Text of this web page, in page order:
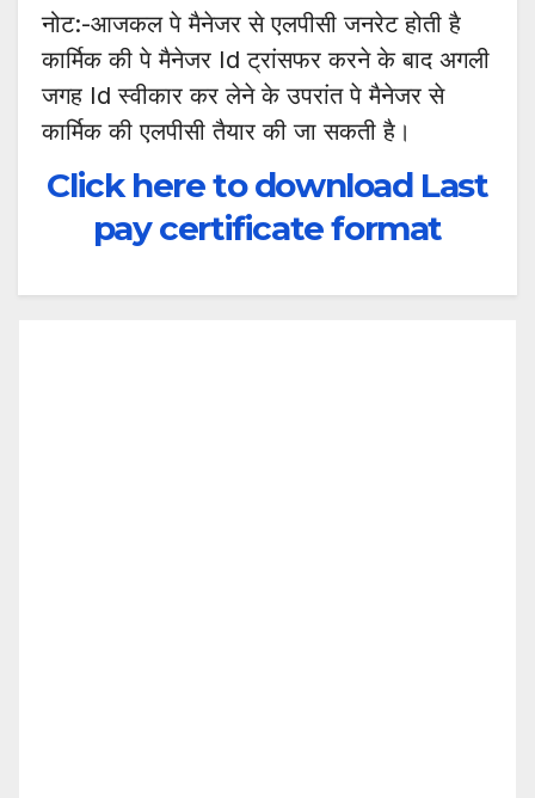
नोट:-आजकल पे मैनेजर से एलपीसी जनरेट होती है
कार्मिक की पे मैनेजर Id ट्रांसफर करने के बाद अगली
जगह Id स्वीकार कर लेने के उपरांत पे मैनेजर से
कार्मिक की एलपीसी तैयार की जा सकती है।
Click here to download Last
pay certificate format